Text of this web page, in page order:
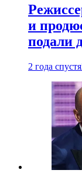
и
подали
2 года спустя